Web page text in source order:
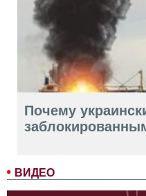
ВИДЕО
Почему